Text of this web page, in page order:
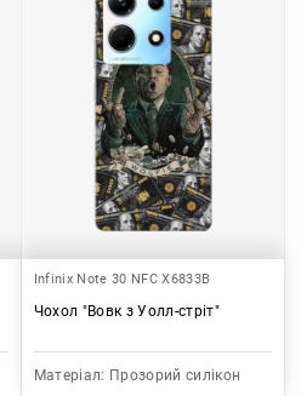
Infinix Note 30 NFC X6833B
Чохол "Вовк з Уолл-стріт"
Матеріал: Прозорий силікон